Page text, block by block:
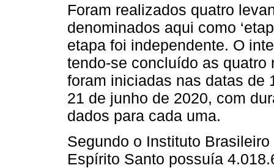
Foram realizados quatro
denominados aqui como
etapa foi independente. O
tendo-se concluído as
foram iniciadas nas datas de
21 de junho de 2020, com
dados para cada uma.
Segundo o Instituto
Espírito Santo possuía